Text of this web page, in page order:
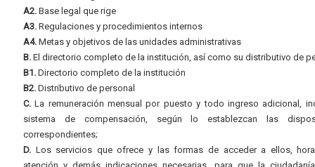
A2. Base legal que rige
A3. Regulaciones y procedimientos internos
A4. Metas y objetivos de las unidades administrativas
B. El directorio completo de la institución, así como su distributivo de
B1. Directorio completo de la institución
B2. Distributivo de personal
C. La remuneración mensual por puesto y todo ingreso adicional,
sistema de compensación, según lo establezcan las
correspondientes;
D. Los servicios que ofrece y las formas de acceder a ellos,